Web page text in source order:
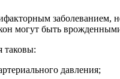
могут быть
таковы:
давления;